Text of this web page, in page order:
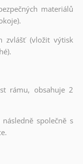
materiálů
zvlášť (vložit výtisk
rámu, obsahuje 2
společně s